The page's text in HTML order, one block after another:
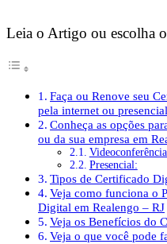
Leia o Artigo ou escolha
Faça ou Renove seu
pela internet ou
Conheça as opções
ou da sua empresa em
Presencial:
Tipos de Certificado
Veja como funciona o
Digital em Realengo – RJ
Veja os Benefícios do
Veja o que você pode